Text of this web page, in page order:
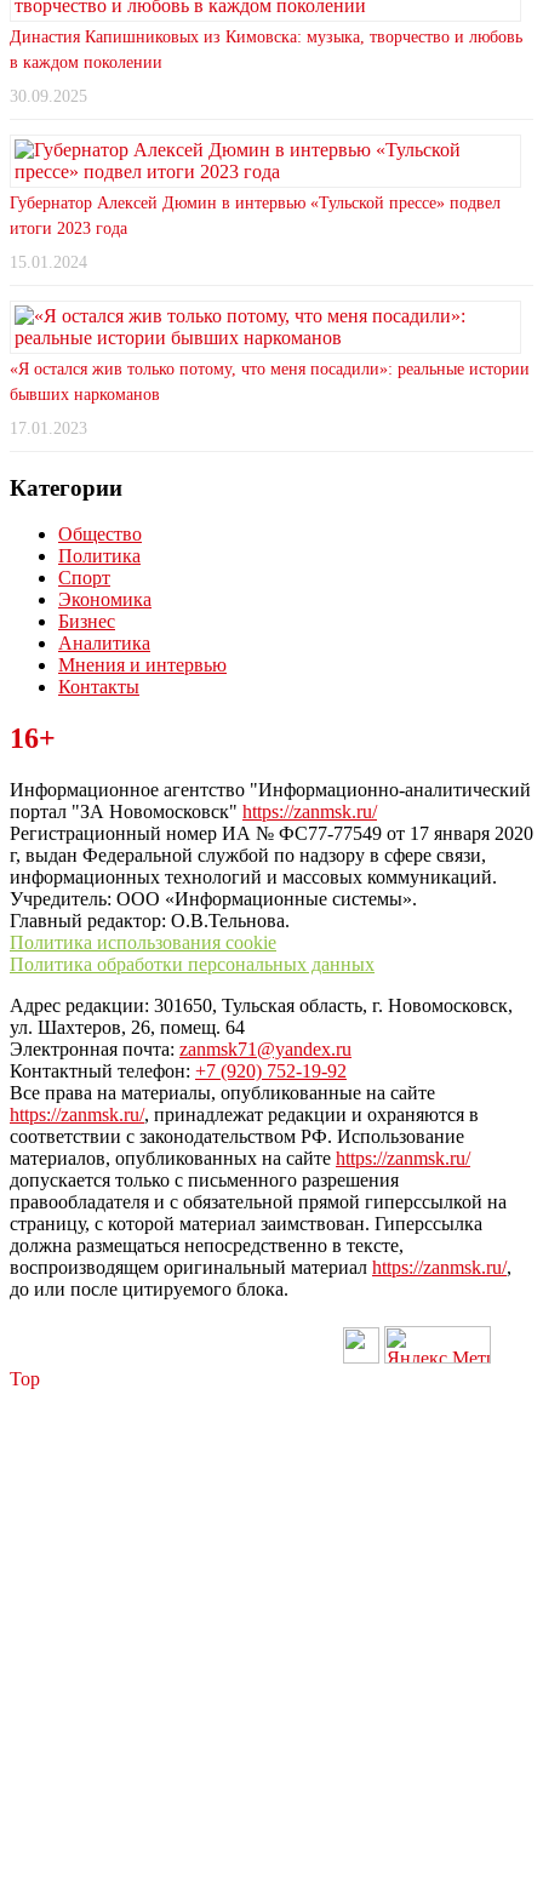
Династия Капишниковых из Кимовска: музыка, творчество и любовь
в каждом поколении
30.09.2025
Губернатор Алексей Дюмин в интервью «Тульской прессе» подвел
итоги 2023 года
15.01.2024
«Я остался жив только потому, что меня посадили»: реальные истории
бывших наркоманов
17.01.2023
Категории
Общество
Политика
Спорт
Экономика
Бизнес
Аналитика
Мнения и интервью
Контакты
Читайте последние новости дня в Тульской области на сайте
“ЗаНовомосковск”
16+
Информационное агентство "Информационно-аналитический
портал "ЗА Новомосковск" https://zanmsk.ru/
Регистрационный номер ИА № ФС77-77549 от 17 января 2020
г, выдан Федеральной службой по надзору в сфере связи,
информационных технологий и массовых коммуникаций.
Учредитель: ООО «Информационные системы».
Главный редактор: О.В.Тельнова.
Политика использования cookie
Политика обработки персональных данных
Адрес редакции: 301650, Тульская область, г. Новомосковск,
ул. Шахтеров, 26, помещ. 64
Электронная почта: zanmsk71@yandex.ru
Контактный телефон: +7 (920) 752-19-92
Все права на материалы, опубликованные на сайте
https://zanmsk.ru/, принадлежат редакции и охраняются в
соответствии с законодательством РФ. Использование
материалов, опубликованных на сайте https://zanmsk.ru/
допускается только с письменного разрешения
правообладателя и с обязательной прямой гиперссылкой на
страницу, с которой материал заимствован. Гиперссылка
должна размещаться непосредственно в тексте,
воспроизводящем оригинальный материал https://zanmsk.ru/,
до или после цитируемого блока.
Top